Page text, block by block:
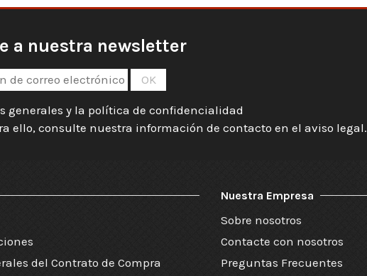
a nuestra newsletter
generales y la política de confidencialidad
ello, consulte nuestra información de contacto en el aviso legal.
del Contrato de Compra
Nuestra Empresa
Sobre nosotros
Contacte con nosotros
Preguntas Frecuentes